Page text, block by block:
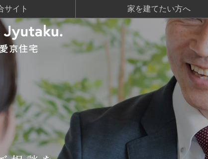
サイト 家を建てたい方へ